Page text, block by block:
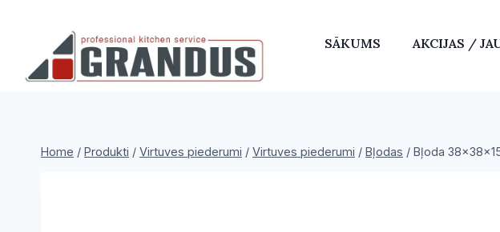
SĀKUMS
AKCIJAS /
Home / Produkti / Virtuves piederumi / Virtuves piederumi / Bļodas / Bļoda